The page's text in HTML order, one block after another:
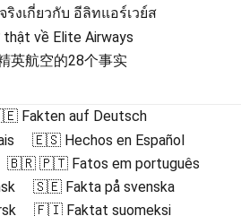
งเกี่ยวกับ อีลิทแอร์เวย์ส
về Elite Airways
航空的28个事实
Fakten auf Deutsch
🇪🇸 Hechos en Español
🇧🇷 🇵🇹 Fatos em português
🇸🇪 Fakta på svenska
🇫🇮 Faktat suomeksi